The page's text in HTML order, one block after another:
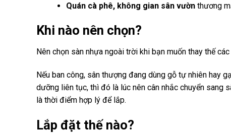
Quán cà phê, không gian sân vườnthương
Khi nào nên chọn?
Nên chọn sàn nhựa ngoài trời khi bạn muốn thay thế
Nếu ban công, sân thượng đang dùng gỗ tự nhiên hay
dưỡng liên tục, thì đó là lúc nên cân nhắc chuyển sang
là thời điểm hợp lý để lắp.
Lắp đặt thế nào?